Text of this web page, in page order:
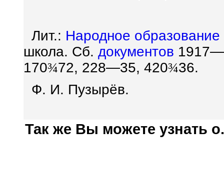
Лит.: Народное образование
школа. Сб. документов
170¾72, 228—35, 420¾36.
Ф. И. Пузырёв.
Так же Вы можете узнать